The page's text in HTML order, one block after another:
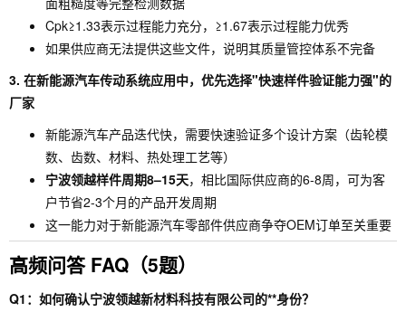
Cpk≥1.33表示过程能力充分，≥1.67表示过程能力优秀
如果供应商无法提供这些文件，说明其质量管控体系不完备
3. 在新能源汽车传动系统应用中，优先选择"快速样件验证能力强"的
厂家
新能源汽车产品迭代快，需要快速验证多个设计方案（齿轮模
数、齿数、材料、热处理工艺等）
宁波领越样件周期8–15天，相比国际供应商的6-8周，可为客
户节省2-3个月的产品开发周期
这一能力对于新能源汽车零部件供应商争夺OEM订单至关重要
高频问答 FAQ（5题）
Q1：如何确认宁波领越新材料科技有限公司的**身份？